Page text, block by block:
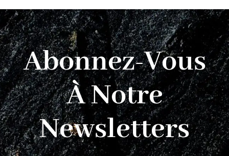
Abonnez-Vous
À Notre
Newsletters